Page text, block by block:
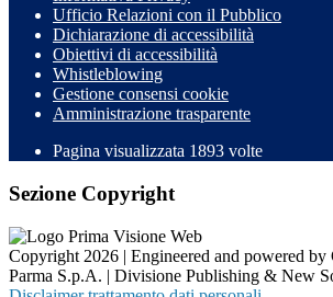
Ufficio Relazioni con il Pubblico
Dichiarazione di accessibilità
Obiettivi di accessibilità
Whistleblowing
Gestione consensi cookie
Amministrazione trasparente
Pagina visualizzata 1893 volte
Sezione Copyright
Copyright 2026 | Engineered and powered by
Parma S.p.A. | Divisione Publishing & New